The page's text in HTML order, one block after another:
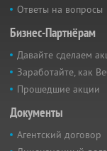
Ответы на вопросы
Бизнес-Партнёрам
Давайте сделаем
Заработайте, как
Прошедшие акции
Документы
Агентский договор